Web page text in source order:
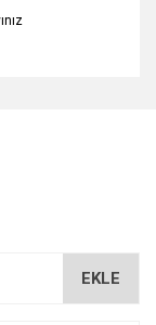
EKLE